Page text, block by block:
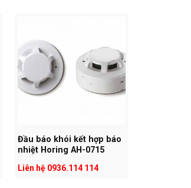
Đầu báo khói kết hợp báo
nhiệt Horing AH-0715
Liên hệ 0936.114 114